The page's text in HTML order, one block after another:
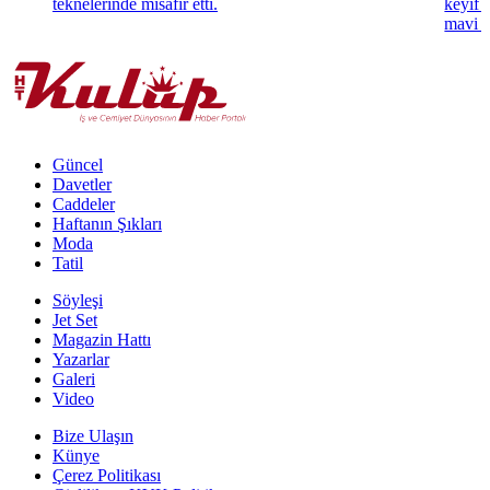
teknelerinde misafir etti.
keyif
mavi
Güncel
Davetler
Caddeler
Haftanın Şıkları
Moda
Tatil
Söyleşi
Jet Set
Magazin Hattı
Yazarlar
Galeri
Video
Bize Ulaşın
Künye
Çerez Politikası